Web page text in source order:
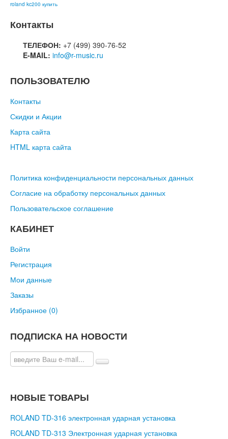
roland kc200 купить
Контакты
ТЕЛЕФОН: +7 (499) 390-76-52
E-MAIL: info@r-music.ru
ПОЛЬЗОВАТЕЛЮ
Контакты
Скидки и Акции
Карта сайта
HTML карта сайта
Политика конфиденциальности персональных данных
Согласие на обработку персональных данных
Пользовательское соглашение
КАБИНЕТ
Войти
Регистрация
Мои данные
Заказы
Избранное (0)
ПОДПИСКА НА НОВОСТИ
НОВЫЕ ТОВАРЫ
ROLAND TD-316 электронная ударная установка
ROLAND TD-313 Электронная ударная установка